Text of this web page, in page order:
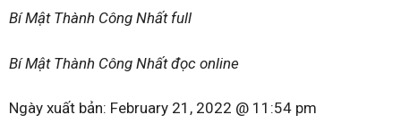
Bí Mật Thành Công Nhất full
Bí Mật Thành Công Nhất đọc online
Ngày xuất bản: February 21, 2022 @ 11:54 pm